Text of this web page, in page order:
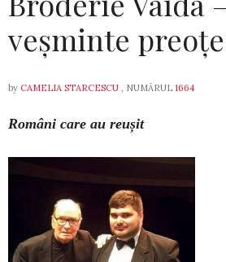
veșminte
by CAMELIA STARCESCU , NUMĂRUL 1664
Români care au reușit